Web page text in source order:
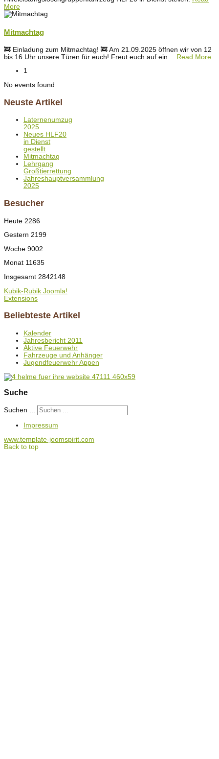
More
Mitmachtag
🚒 Einladung zum Mitmachtag! 🚒 Am 21.09.2025 öffnen wir von 12
bis 16 Uhr unsere Türen für euch! Freut euch auf ein
Read More
1
No events found
Neuste Artikel
Laternenumzug
2025
Neues HLF20
in Dienst
gestellt
Mitmachtag
Lehrgang
Großtierrettung
Jahreshauptversammlung
2025
Besucher
Heute 2286
Gestern 2199
Woche 9002
Monat 11635
Insgesamt 2842148
Kubik-Rubik Joomla!
Extensions
Beliebteste Artikel
Kalender
Jahresbericht 2011
Aktive Feuerwehr
Fahrzeuge und Anhänger
Jugendfeuerwehr Appen
Suche
Suchen ...
Impressum
www.template-joomspirit.com
Back to top